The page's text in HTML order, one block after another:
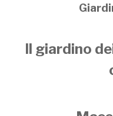
Il giardino